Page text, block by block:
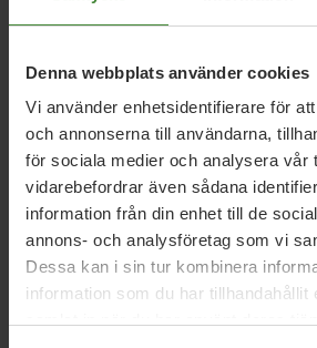
Denna webbplats använder cookies
Vi använder enhetsidentifierare för
och annonserna till användarna,
för sociala medier och analysera vår
vidarebefordrar även sådana
information från din enhet till de
annons- och analysföretag som vi
Dessa kan i sin tur kombinera
information som du har tillhandahållit
26 juni 2026
Daniel Helldéns Almedalstal
18 maj 2026
MP presenterar
konkurrenskraft